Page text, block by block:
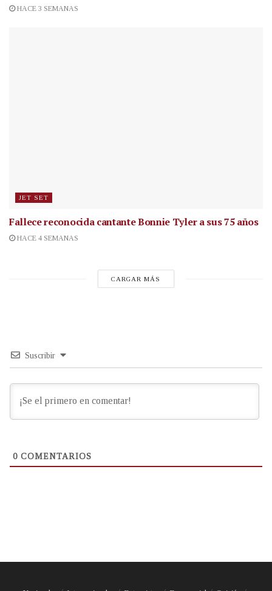
HACE 3 SEMANAS
JET SET
Fallece reconocida cantanteBonnie Tyler a sus 75 años
HACE 4 SEMANAS
CARGAR MÁS
Suscribir
0 COMENTARIOS